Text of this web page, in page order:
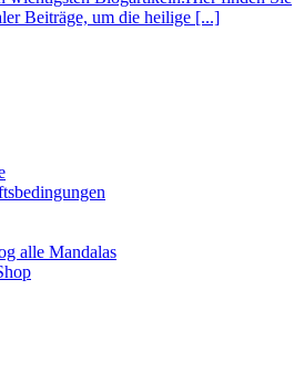
Beiträge, um die heilige [...]
alle Mandalas